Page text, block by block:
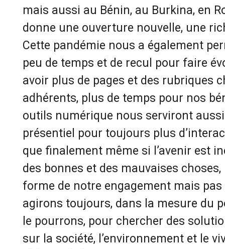
mais aussi au Bénin, au Burkina, en
donne une ouverture nouvelle, une
Cette pandémie nous a également
peu de temps et de recul pour faire
avoir plus de pages et des rubriques
adhérents, plus de temps pour nos
outils numérique nous serviront
présentiel pour toujours plus
que finalement même si l’avenir est
des bonnes et des mauvaises
forme de notre engagement mais
agirons toujours, dans la mesure du
le pourrons, pour chercher des
sur la société, l’environnement et le